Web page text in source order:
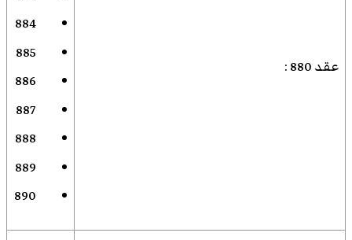
عقد 880 :
884
885
886
887
888
889
890